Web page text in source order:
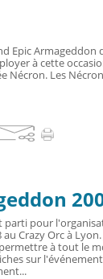
Epic Armageddon
à cette
Nécron. Les
parti pour
au Crazy Orc à
à tout le
sur